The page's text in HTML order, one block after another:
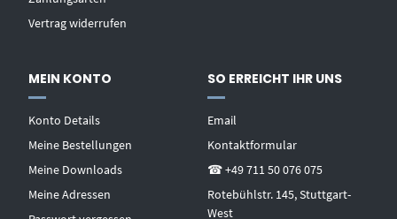
Vertrag widerrufen
MEIN KONTO
Konto Details
Meine Bestellungen
Meine Downloads
Meine Adressen
SO ERREICHT IHR UNS
Email
Kontaktformular
☎ +49 711 50 076 075
Rotebühlstr. 145, Stuttgart-
West